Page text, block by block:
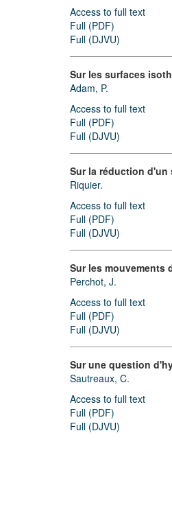
Access to full text
Full (PDF)
Full (DJVU)
Sur les surfaces
Adam, P.
Access to full text
Full (PDF)
Full (DJVU)
Sur la réduction d'un
Riquier.
Access to full text
Full (PDF)
Full (DJVU)
Sur les mouvements
Perchot, J.
Access to full text
Full (PDF)
Full (DJVU)
Sur une question
Sautreaux, C.
Access to full text
Full (PDF)
Full (DJVU)